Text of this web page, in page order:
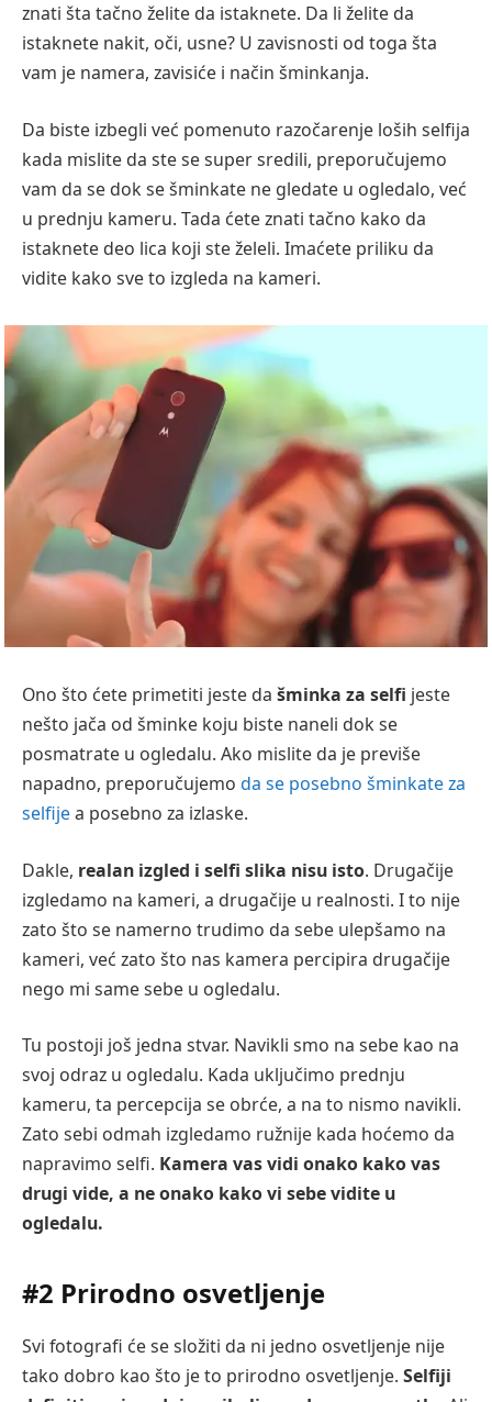
znati šta tačno želite da istaknete. Da li želite da
istaknete nakit, oči, usne? U zavisnosti od toga šta
vam je namera, zavisiće i način šminkanja.
Da biste izbegli već pomenuto razočarenje loših selfija
kada mislite da ste se super sredili, preporučujemo
vam da se dok se šminkate ne gledate u ogledalo, već
u prednju kameru. Tada ćete znati tačno kako da
istaknete deo lica koji ste želeli. Imaćete priliku da
vidite kako sve to izgleda na kameri.
Ono što ćete primetiti jeste da šminka za selfi jeste
nešto jača od šminke koju biste naneli dok se
posmatrate u ogledalu. Ako mislite da je previše
napadno, preporučujemo da se posebno šminkate za
selfijea posebno za izlaske.
Dakle, realan izgled i selfi slika nisu isto. Drugačije
izgledamo na kameri, a drugačije u realnosti. I to nije
zato što se namerno trudimo da sebe ulepšamo na
kameri, već zato što nas kamera percipira drugačije
nego mi same sebe u ogledalu.
Tu postoji još jedna stvar. Navikli smo na sebe kao na
svoj odraz u ogledalu. Kada uključimo prednju
kameru, ta percepcija se obrće, a na to nismo navikli.
Zato sebi odmah izgledamo ružnije kada hoćemo da
napravimo selfi. Kamera vas vidi onako kako vas
drugi vide, a ne onako kako vi sebe vidite u
ogledalu.
#2 Prirodno osvetljenje
Svi fotografi će se složiti da ni jedno osvetljenje nije
tako dobro kao što je to prirodno osvetljenje. Selfiji